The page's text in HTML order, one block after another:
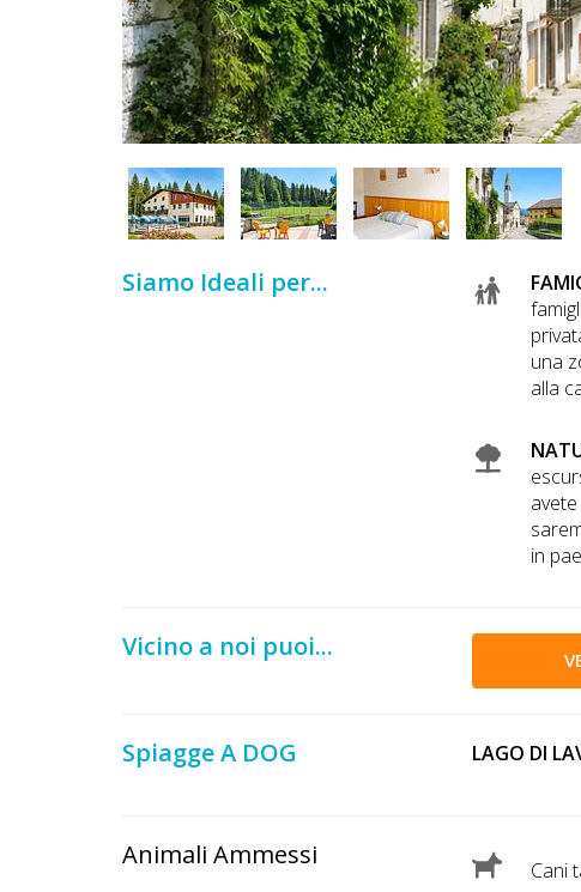
CHIEDI
CODICE
SCONTO
Registrati
Siamo Ideali per...
una
alla
in
Vicino a noi puoi...
Spiagge A DOG LAGO DI
Animali Ammessi Cani